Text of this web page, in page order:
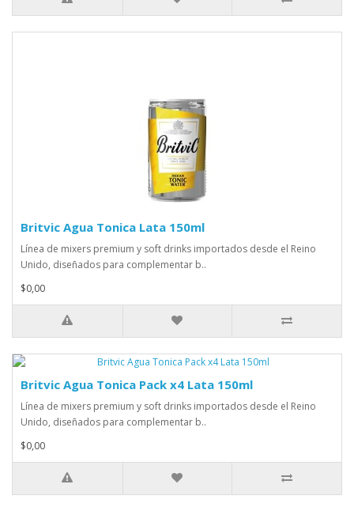
Britvic Agua Tonica Lata 150ml
Línea de mixers premium y soft drinks importados desde el Reino
Unido, diseñados para complementar b..
$0,00
Britvic Agua Tonica Pack x4 Lata 150ml
Línea de mixers premium y soft drinks importados desde el Reino
Unido, diseñados para complementar b..
$0,00